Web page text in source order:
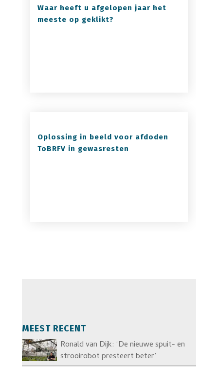
Waar heeft u afgelopen jaar het
meeste op geklikt?
Oplossing in beeld voor afdoden
ToBRFV in gewasresten
MEEST RECENT
Ronald van Dijk: ‘De nieuwe spuit- en
strooirobot presteert beter’